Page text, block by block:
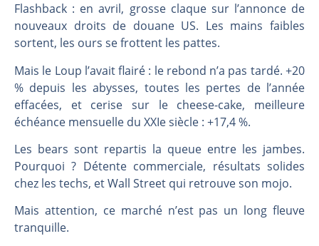
Flashback : en avril, grosse claque sur l’annonce de
nouveaux droits de douane US. Les mains faibles
sortent, les ours se frottent les pattes.
Mais le Loup l’avait flairé : le rebond n’a pas tardé. +20
% depuis les abysses, toutes les pertes de l’année
effacées, et cerise sur le cheese-cake, meilleure
échéance mensuelle du XXIe siècle : +17,4 %.
Les bears sont repartis la queue entre les jambes.
Pourquoi ? Détente commerciale, résultats solides
chez les techs, et Wall Street qui retrouve son mojo.
Mais attention, ce marché n’est pas un long fleuve
tranquille.